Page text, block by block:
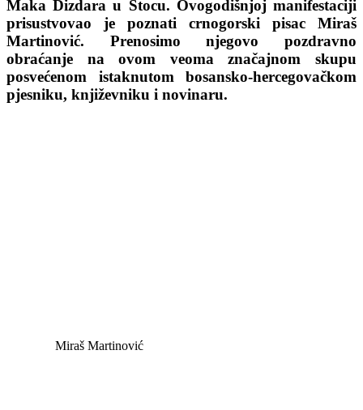
Maka Dizdara u Stocu. Ovogodišnjoj manifestaciji
prisustvovao je poznati crnogorski pisac Miraš
Martinović. Prenosimo njegovo pozdravno
obraćanje na ovom veoma značajnom skupu
posvećenom istaknutom bosansko-hercegovačkom
pjesniku, književniku i novinaru.
Miraš Martinović